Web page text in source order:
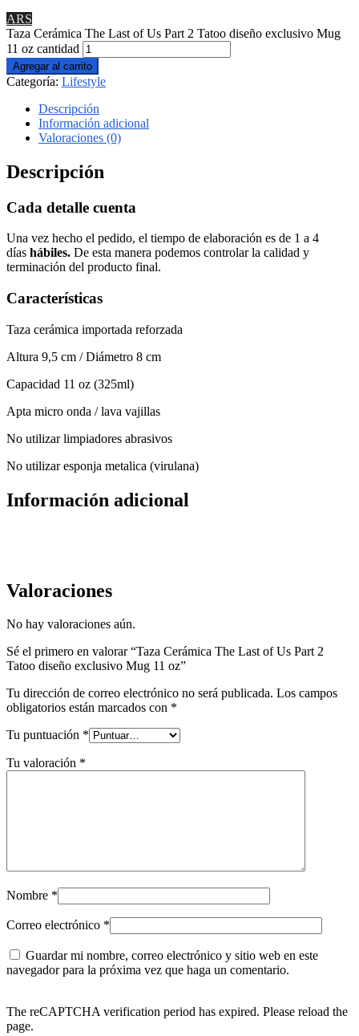
ARS
Taza Cerámica The Last of Us Part 2 Tatoo diseño exclusivo Mug
11 oz cantidad
Agregar al carrito
Categoría: Lifestyle
Descripción
Información adicional
Valoraciones (0)
Descripción
Cada detalle cuenta
Una vez hecho el pedido, el tiempo de elaboración es de 1 a 4
días hábiles. De esta manera podemos controlar la calidad y
terminación del producto final.
Características
Taza cerámica importada reforzada
Altura 9,5 cm / Diámetro 8 cm
Capacidad 11 oz (325ml)
Apta micro onda / lava vajillas
No utilizar limpiadores abrasivos
No utilizar esponja metalica (virulana)
Información adicional
Valoraciones
No hay valoraciones aún.
Sé el primero en valorar “Taza Cerámica The Last of Us Part 2
Tatoo diseño exclusivo Mug 11 oz”
Tu dirección de correo electrónico no será publicada. Los campos
obligatorios están marcados con *
Tu puntuación *
Tu valoración *
Nombre *
Correo electrónico *
Guardar mi nombre, correo electrónico y sitio web en este
navegador para la próxima vez que haga un comentario.
The reCAPTCHA verification period has expired. Please reload the
page.